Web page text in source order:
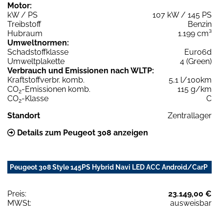
Motor:
kW / PS
107 kW / 145 PS
Treibstoff
Benzin
Hubraum
1.199 cm³
Umweltnormen:
Schadstoffklasse
Euro6d
Umweltplakette
4 (Green)
Verbrauch und Emissionen nach WLTP:
Kraftstoffverbr. komb.
5,1 l/100km
CO2-Emissionen komb.
115 g/km
CO2-Klasse
C
Standort
Zentrallager
Details zum Peugeot 308 anzeigen
Peugeot 308 Style 145PS Hybrid Navi LED ACC Android/CarP
Preis:
23.149,00 €
MWSt:
ausweisbar